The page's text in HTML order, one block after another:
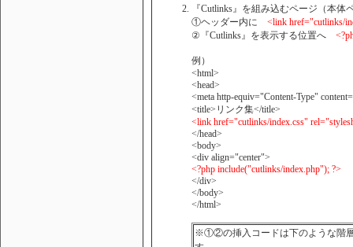
『Cutlinks』を組み込むページ（本
①ヘッダー内に <link href="cutlinks/
②『Cutlinks』を表示する位置へ
例）
<html>
<head>
<meta http-equiv="Content-Type"
<title>リンク集</title>
<link href="cutlinks/index.css"
</head>
<body>
<div align="center">
<?php include("cutlinks/index.php"); ?>
</div>
</body>
</html>
※①②の挿入コードは下のような階